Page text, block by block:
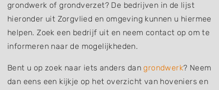
grondwerk of grondverzet? De bedrijven in de lijst
hieronder uit Zorgvlied en omgeving kunnen u hiermee
helpen. Zoek een bedrijf uit en neem contact op om te
informeren naar de mogelijkheden.
Bent u op zoek naar iets anders dangrondwerk? Neem
dan eens een kijkje op het overzicht van hoveniers en